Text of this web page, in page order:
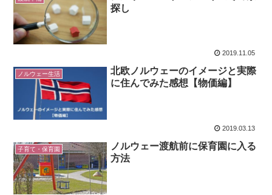
探し
2019.11.05
ノルウェー生活
北欧ノルウェーのイメージと実際
に住んでみた感想【物価編】
2019.03.13
子育て・保育園
ノルウェー渡航前に保育園に入る
方法